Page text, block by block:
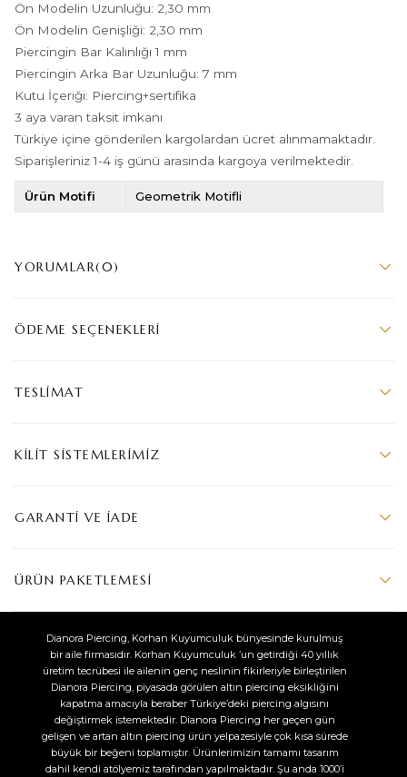
Ön Modelin Uzunluğu: 2,30 mm
Ön Modelin Genişliği: 2,30 mm
Piercingin Bar Kalınlığı 1 mm
Piercingin Arka Bar Uzunluğu: 7 mm
Kutu İçeriği: Piercing+sertifika
3 aya varan taksit imkanı
Türkiye içine gönderilen kargolardan ücret alınmamaktadır.
Siparişleriniz 1-4 iş günü arasında kargoya verilmektedir.
Ürün Motifi Geometrik Motifli
YORUMLAR(0)
ÖDEME SEÇENEKLERI
TESLIMAT
KILIT SISTEMLERIMIZ
GARANTI VE İADE
ÜRÜN PAKETLEMESI
Dianora Piercing, Korhan Kuyumculuk bünyesinde kurulmuş
bir aile firmasıdır. Korhan Kuyumculuk ’un getirdiği 40 yıllık
üretim tecrübesi ile ailenin genç neslinin fikirleriyle birleştirilen
Dianora Piercing, piyasada görülen altın piercing eksikliğini
kapatma amacıyla beraber Türkiye’deki piercing algısını
değiştirmek istemektedir. Dianora Piercing her geçen gün
gelişen ve artan altın piercing ürün yelpazesiyle çok kısa sürede
büyük bir beğeni toplamıştır. Ürünlerimizin tamamı tasarım
dahil kendi atölyemiz tarafından yapılmaktadır. Şu anda 1000’i